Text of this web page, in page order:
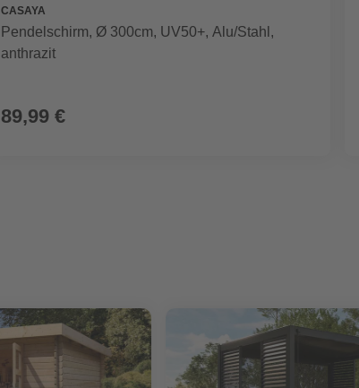
CASAYA
Pendelschirm, Ø 300cm, UV50+, Alu/Stahl,
anthrazit
89,99 €